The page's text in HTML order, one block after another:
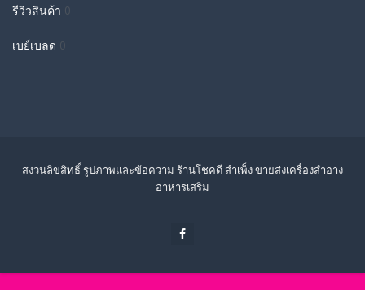
รีวิวสินค้า 0
เบย์เบลด 0
สงวนลิขสิทธิ์ รูปภาพและข้อความ ร้านโชคดี สำเพ็ง ขายส่งเครื่องสำอาง
อาหารเสริม